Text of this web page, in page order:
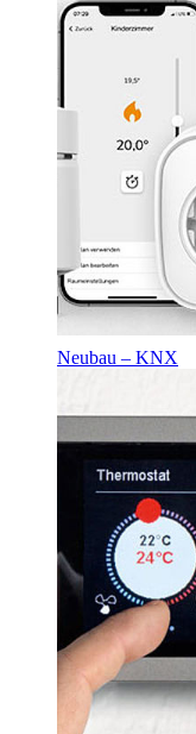
Neubau – KNX